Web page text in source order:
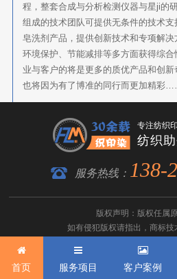
程，整套合成与分析检测仪器与星ji的
组成的技术团队可提供无条件的技术
皂洗剂产品，提供创新技术和专项解决
环境保护、节能减排等多方面获得综
业与客户的将是更多的质优产品和创
也将因为有了博准的同行而更加精彩
专注纺织
纺织
服务热线： 138-
版权声明：版权任属
如有侵犯版权请指出， 商标技
首页 服务项目 客户案例